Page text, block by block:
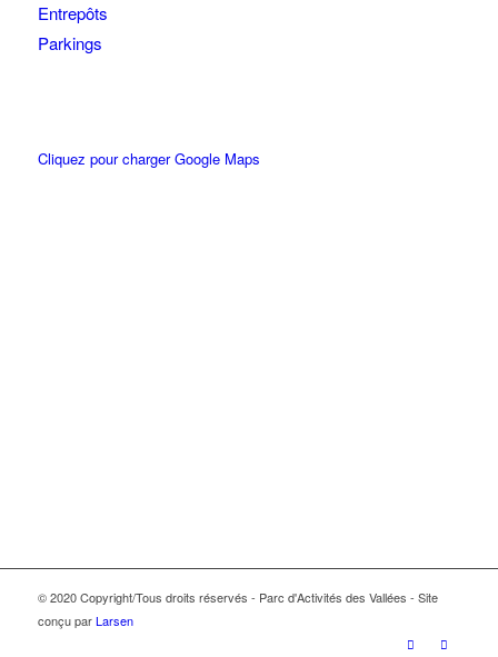
Entrepôts
Parkings
Cliquez pour charger Google Maps
© 2020 Copyright/Tous droits réservés - Parc d'Activités des Vallées - Site
conçu parLarsen